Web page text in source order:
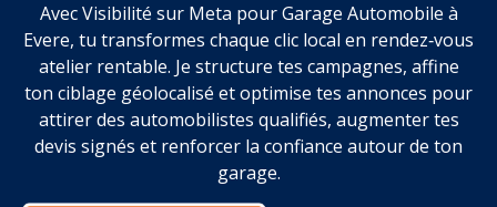
Avec Visibilité sur Meta pour Garage Automobile à
Evere, tu transformes chaque clic local en rendez‑vous
atelier rentable. Je structure tes campagnes, affine
ton ciblage géolocalisé et optimise tes annonces pour
attirer des automobilistes qualifiés, augmenter tes
devis signés et renforcer la confiance autour de ton
garage.